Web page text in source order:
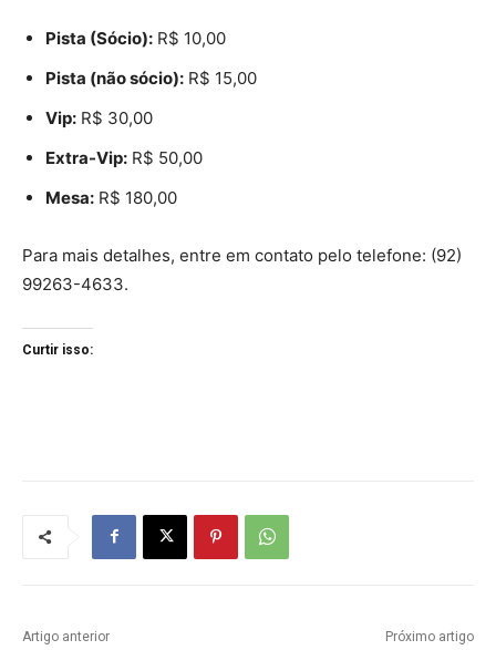
Pista (Sócio): R$ 10,00
Pista (não sócio): R$ 15,00
Vip: R$ 30,00
Extra-Vip: R$ 50,00
Mesa: R$ 180,00
Para mais detalhes, entre em contato pelo telefone: (92)
99263-4633.
Curtir isso:
Artigo anterior Próximo artigo